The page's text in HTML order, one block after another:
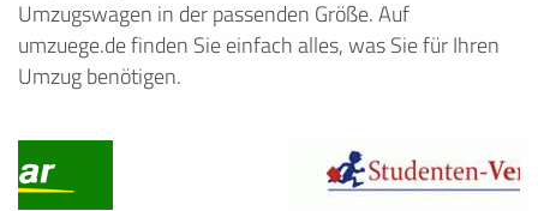
Umzugswagen in der passenden Größe. Auf
umzuege.de finden Sie einfach alles, was Sie für Ihren
Umzug benötigen.